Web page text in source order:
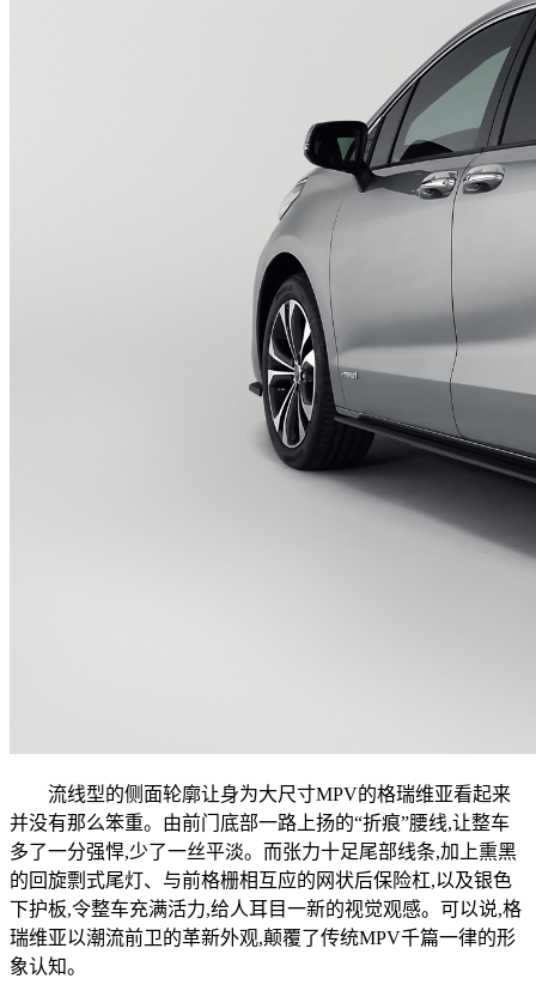
流线型的侧面轮廓让身为大尺寸MPV的格瑞维亚看起来
并没有那么笨重。由前门底部一路上扬的“折痕”腰线,让整车
多了一分强悍,少了一丝平淡。而张力十足尾部线条,加上熏黑
的回旋剽式尾灯、与前格栅相互应的网状后保险杠,以及银色
下护板,令整车充满活力,给人耳目一新的视觉观感。可以说,格
瑞维亚以潮流前卫的革新外观,颠覆了传统MPV千篇一律的形
象认知。